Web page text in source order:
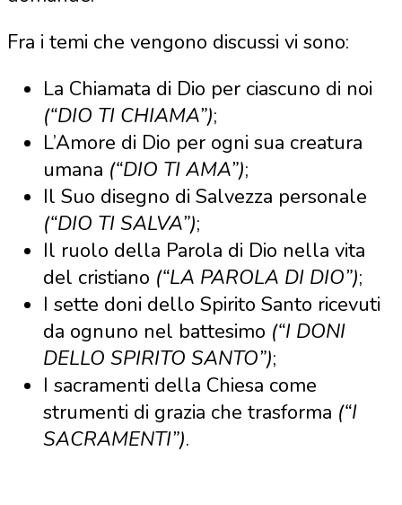
Fra i temi che vengono discussi vi sono:
La Chiamata di Dio per ciascuno di noi
(“DIO TI CHIAMA”);
L’Amore di Dio per ogni sua creatura
umana (“DIO TI AMA”);
Il Suo disegno di Salvezza personale
(“DIO TI SALVA”);
Il ruolo della Parola di Dio nella vita
del cristiano (“LA PAROLA DI DIO”);
I sette doni dello Spirito Santo ricevuti
da ognuno nel battesimo (“I DONI
DELLO SPIRITO SANTO”);
I sacramenti della Chiesa come
strumenti di grazia che trasforma (“I
SACRAMENTI”).